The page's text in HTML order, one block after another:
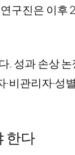
구진은 이후
성과 손상
비관리자·성
한다